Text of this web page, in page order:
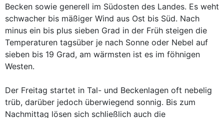
Becken sowie generell im Südosten des Landes. Es weht
schwacher bis mäßiger Wind aus Ost bis Süd. Nach
minus ein bis plus sieben Grad in der Früh steigen die
Temperaturen tagsüber je nach Sonne oder Nebel auf
sieben bis 19 Grad, am wärmsten ist es im föhnigen
Westen.
Der Freitag startet in Tal- und Beckenlagen oft nebelig
trüb, darüber jedoch überwiegend sonnig. Bis zum
Nachmittag lösen sich schließlich auch die